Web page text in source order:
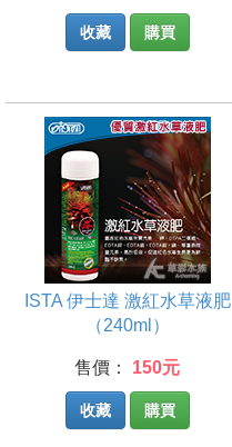
收藏 購買
ISTA 伊士達 激紅水草液肥
（240ml）
售價： 150元
收藏 購買